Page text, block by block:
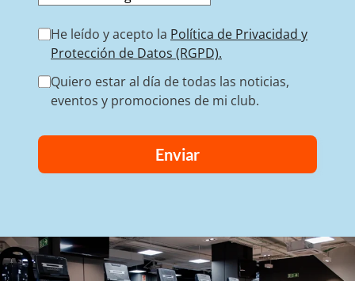
He leído y acepto la Política de Privacidad y
Protección de Datos (RGPD).
Quiero estar al día de todas las noticias,
eventos y promociones de mi club.